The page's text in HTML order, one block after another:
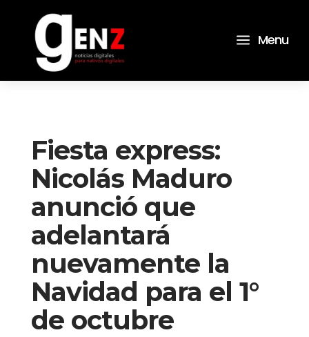
a Menu
Fiesta express:
Nicolás Maduro
anunció que
adelantará
nuevamente la
Navidad para el 1°
de octubre